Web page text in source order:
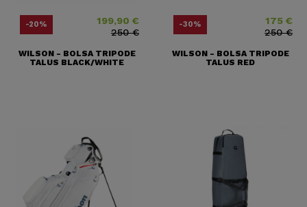
-20% Precio199,90 €
Precio base
250 €
WILSON - BOLSA TRIPODE
TALUS BLACK/WHITE
-30% Precio175 €
Precio base
250 €
WILSON - BOLSA TRIPODE
TALUS RED